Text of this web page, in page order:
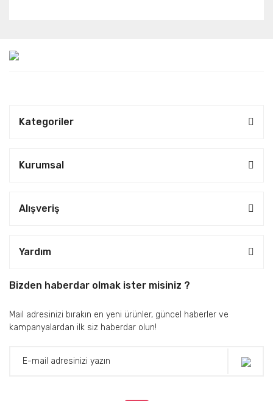
Kategoriler
Kurumsal
Alışveriş
Yardım
Bizden haberdar olmak ister misiniz ?
Mail adresinizi bırakın en yeni ürünler, güncel haberler ve
kampanyalardan ilk siz haberdar olun!